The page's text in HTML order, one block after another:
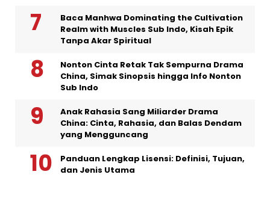
Baca Manhwa Dominating the Cultivation
Realm with Muscles Sub Indo, Kisah Epik
Tanpa Akar Spiritual
Nonton Cinta Retak Tak Sempurna Drama
China, Simak Sinopsis hingga Info Nonton
Sub Indo
Anak Rahasia Sang Miliarder Drama
China: Cinta, Rahasia, dan Balas Dendam
yang Mengguncang
Panduan Lengkap Lisensi: Definisi, Tujuan,
dan Jenis Utama